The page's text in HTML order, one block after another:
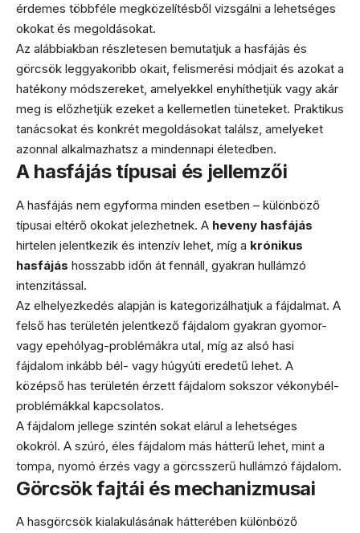
érdemes többféle megközelítésből vizsgálni a lehetséges
okokat és megoldásokat.
Az alábbiakban részletesen bemutatjuk a hasfájás és
görcsök leggyakoribb okait, felismerési módjait és azokat a
hatékony módszereket, amelyekkel enyhíthetjük vagy akár
meg is előzhetjük ezeket a kellemetlen tüneteket. Praktikus
tanácsokat és konkrét megoldásokat találsz, amelyeket
azonnal alkalmazhatsz a mindennapi életedben.
A hasfájás típusai és jellemzői
A hasfájás nem egyforma minden esetben – különböző
típusai eltérő okokat jelezhetnek. A heveny hasfájás
hirtelen jelentkezik és intenzív lehet, míg a krónikus
hasfájás hosszabb időn át fennáll, gyakran hullámzó
intenzitással.
Az elhelyezkedés alapján is kategorizálhatjuk a fájdalmat. A
felső has területén jelentkező fájdalom gyakran gyomor-
vagy epehólyag-problémákra utal, míg az alsó hasi
fájdalom inkább bél- vagy húgyúti eredetű lehet. A
középső has területén érzett fájdalom sokszor vékonybél-
problémákkal kapcsolatos.
A fájdalom jellege szintén sokat elárul a lehetséges
okokról. A szúró, éles fájdalom más hátterű lehet, mint a
tompa, nyomó érzés vagy a görcsszerű hullámzó fájdalom.
Görcsök fajtái és mechanizmusai
A hasgörcsök kialakulásának hátterében különböző